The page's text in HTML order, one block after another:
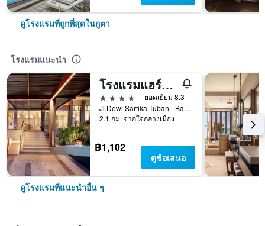
ดูโรงแรมที่ถูกที่สุดในกูตา
โรงแรมแนะนำ
โรงแรมแฮร์ริส คูตา ตูบัน บาหลี
4 ดาว
ยอดเยี่ยม 8.3
Jl.Dewi Sartika Tuban - Bali, Indonesia, 3, กูตา, อินโดนีเซีย
2.1 กม. จากใจกลางเมือง
฿1,102
ดูข้อเสนอ
ดูโรงแรมที่แนะนำอื่น ๆ